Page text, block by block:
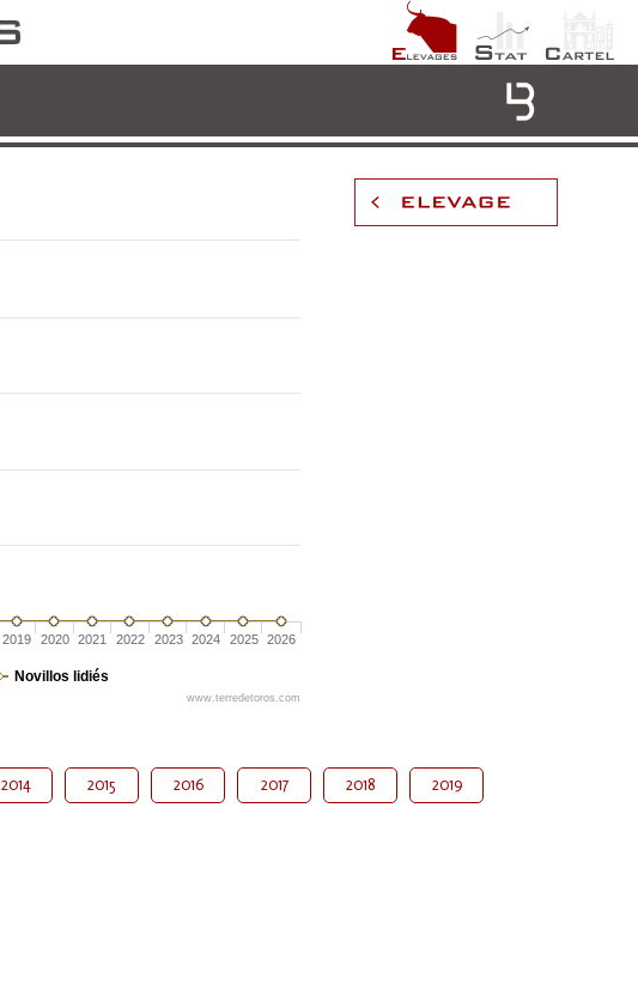
Novillos lidiés
2019 2020 2021 2022 2023 2024 2025 2026
www.terredetoros.com
2014 2015 2016 2017 2018 2019